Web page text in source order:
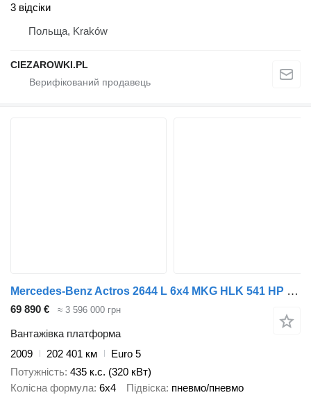
3 відсіки
Польща, Kraków
CIEZAROWKI.PL
Mercedes-Benz Actros 2644 L 6x4 MKG HLK 541 HP Funk Spitze
69 890 € ≈ 3 596 000 грн
Вантажівка платформа
2009
202 401 км
Euro 5
Потужність 435 к.с. (320 кВт)
Колісна формула 6x4 Підвіска пневмо/пневмо